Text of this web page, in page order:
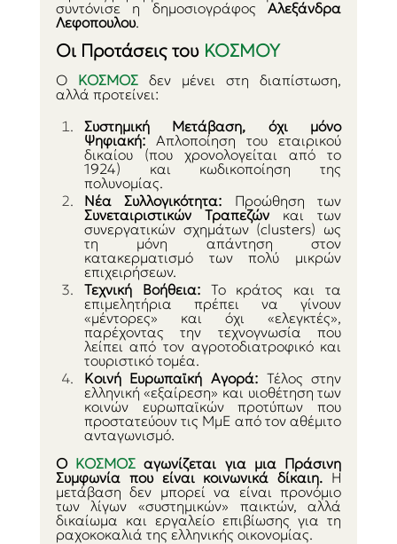
συντόνισε η δημοσιογράφος Αλεξάνδρα
Λεφοπουλου.
Οι Προτάσεις του ΚΟΣΜΟΥ
Ο ΚΟΣΜΟΣ δεν μένει στη διαπίστωση,
αλλά προτείνει:
Συστημική Μετάβαση, όχι μόνο
Ψηφιακή: Απλοποίηση του εταιρικού
δικαίου (που χρονολογείται από το
1924) και κωδικοποίηση της
πολυνομίας.
Νέα Συλλογικότητα:
Συνεταιριστικών Τραπεζών και των
συνεργατικών σχημάτων (clusters) ως
τη μόνη απάντηση στον
κατακερματισμό των πολύ μικρών
επιχειρήσεων.
Τεχνική Βοήθεια: Το κράτος και τα
επιμελητήρια πρέπει να γίνουν
«μέντορες» και όχι «ελεγκτές»,
παρέχοντας την τεχνογνωσία που
λείπει από τον αγροτοδιατροφικό και
τουριστικό τομέα.
Κοινή Ευρωπαϊκή Αγορά: Τέλος στην
ελληνική «εξαίρεση» και υιοθέτηση των
κοινών ευρωπαϊκών προτύπων που
προστατεύουν τις ΜμΕ από τον αθέμιτο
ανταγωνισμό.
Ο ΚΟΣΜΟΣ αγωνίζεται για μια Πράσινη
Συμφωνία που είναι κοινωνικά δίκαιη. Η
μετάβαση δεν μπορεί να είναι προνόμιο
των λίγων «συστημικών» παικτών, αλλά
δικαίωμα και εργαλείο επιβίωσης για τη
ραχοκοκαλιά της ελληνικής οικονομίας.